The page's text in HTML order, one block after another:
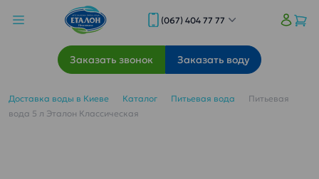
(067) 404 77 77
Заказать звонок Заказать воду
Доставка воды в Киеве Каталог Питьевая вода
Питьевая
вода 5 л Эталон Классическая